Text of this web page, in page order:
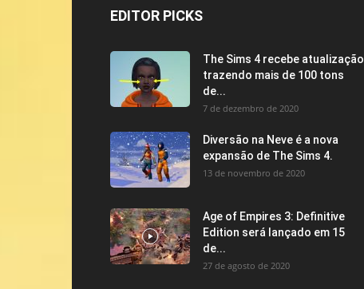
EDITOR PICKS
The Sims 4 recebe atualização
trazendo mais de 100 tons
de...
7 de dezembro de 2020
Diversão na Neve é a nova
expansão de The Sims 4.
13 de novembro de 2020
Age of Empires 3: Definitive
Edition será lançado em 15
de...
27 de agosto de 2020